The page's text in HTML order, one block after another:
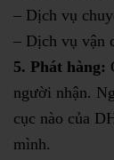
– Dịch vụ
– Dịch vụ vận
5. Phát hàng:
người nhận.
cục nào của
mình.